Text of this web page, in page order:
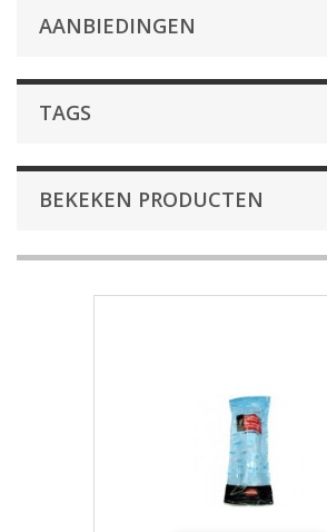
AANBIEDINGEN
TAGS
BEKEKEN PRODUCTEN